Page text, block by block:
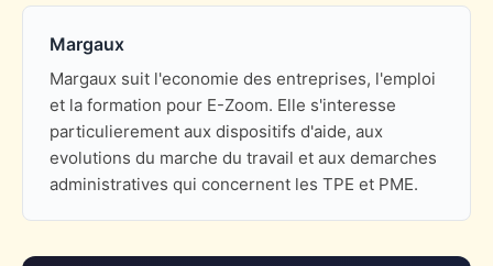
Margaux
Margaux suit l'economie des entreprises, l'emploi
et la formation pour E-Zoom. Elle s'interesse
particulierement aux dispositifs d'aide, aux
evolutions du marche du travail et aux demarches
administratives qui concernent les TPE et PME.